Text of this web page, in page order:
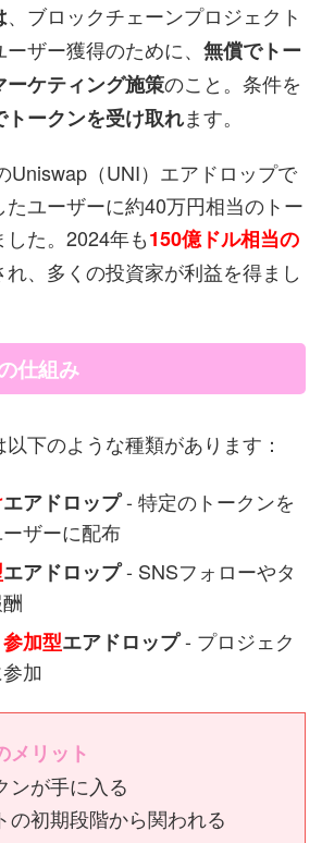
、ブロックチェーンプロジェクト
ザー獲得のために、 無償でトー
ケティング施策のこと。条件を
トークンを受け取れます。
Uniswap（UNI）エアドロップで
ユーザーに約40万円相当のトー
た。2024年も150億ドル相当の
れ、多くの投資家が利益を得まし
仕組み
下のような種類があります：
エアドロップ- 特定のトークンを
ザーに配布
エアドロップ- SNSフォローやタ
加型エアドロップ- プロジェク
加
メリット
ンが手に入る
の初期段階から関われる